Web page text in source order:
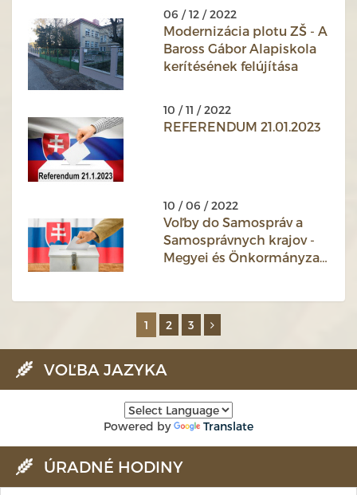
06 / 12 / 2022
Modernizácia plotu ZŠ - A
Baross Gábor Alapiskola
kerítésének felújítása
10 / 11 / 2022
REFERENDUM 21.01.2023
10 / 06 / 2022
Voľby do Samospráv a
Samosprávnych krajov -
Megyei és Önkormányzati
1 2 3
VOĽBA JAZYKA
Powered by Translate
ÚRADNÉ HODINY